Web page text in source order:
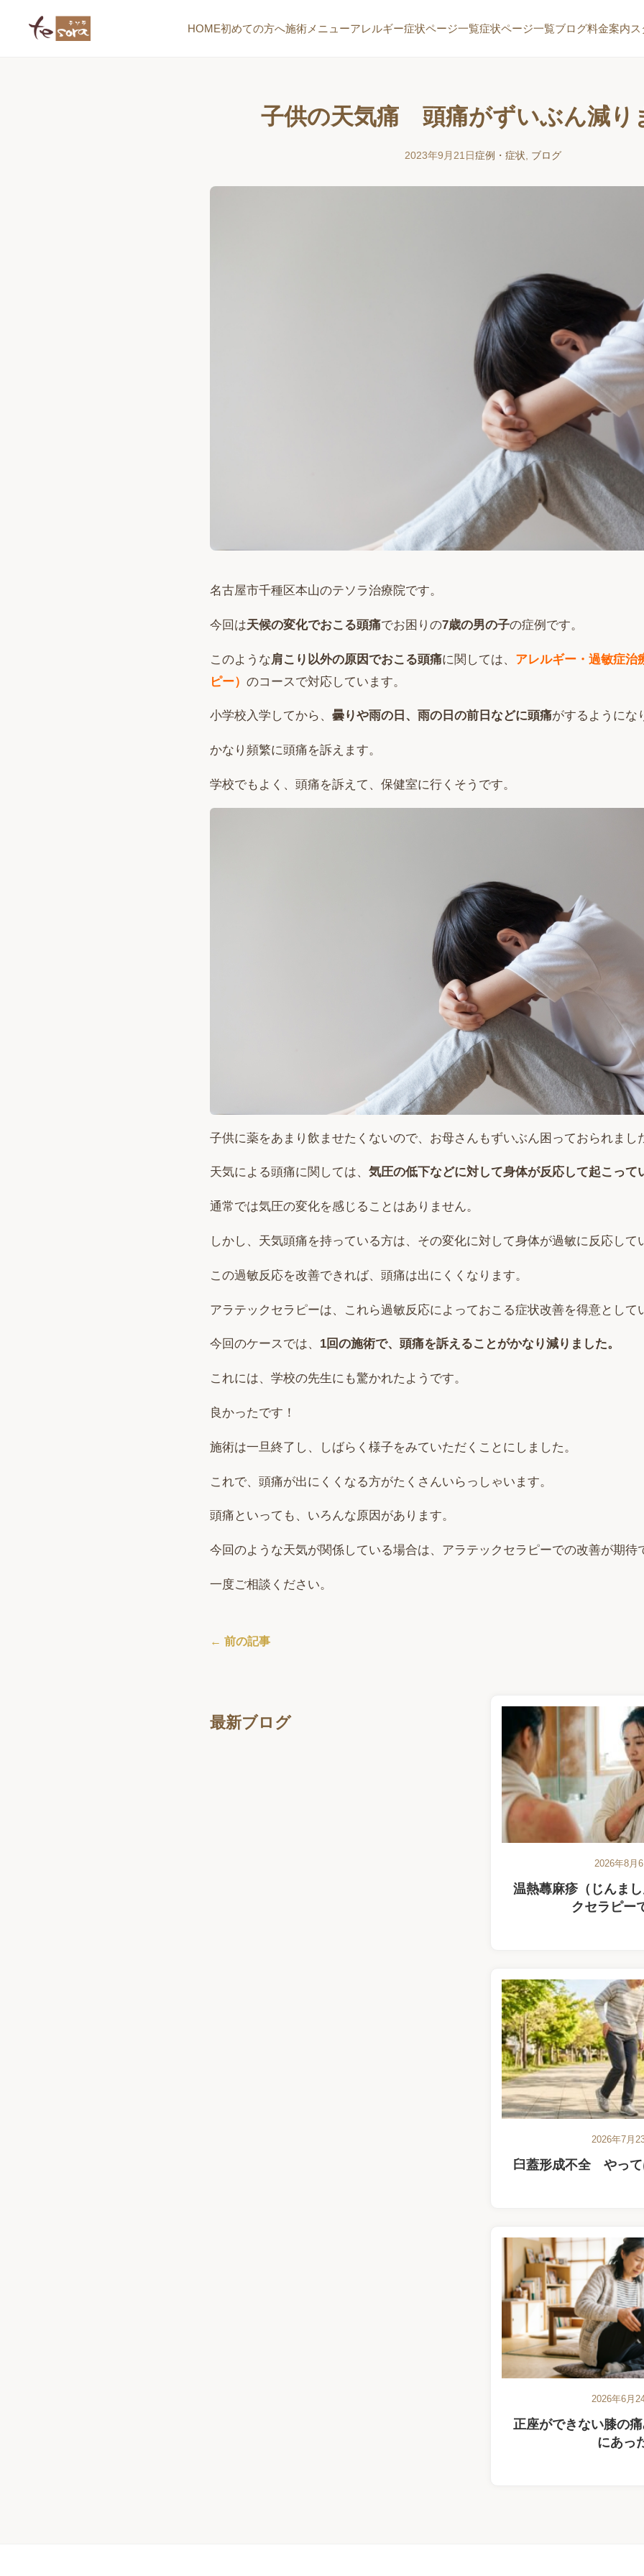
HOME初めての方へ施術メニューアレルギー症状ページ一覧症状ページ一覧ブログ料金案内
子供の天気痛 頭痛がずいぶん減り
2023年9月21日症例・症状 ブログ
名古屋市千種区本山のテソラ治療院です。
今回は天候の変化でおこる頭痛でお困りの7歳の男の子の症例です。
このような肩こり以外の原因でおこる頭痛に関しては、 アレルギー・過敏症治
ピー） のコースで対応しています。
小学校入学してから、 曇りや雨の日、雨の日の前日などに頭痛がするようにな
かなり頻繁に頭痛を訴えます。
学校でもよく、頭痛を訴えて、保健室に行くそうです。
子供に薬をあまり飲ませたくないので、お母さんもずいぶん困っておられまし
天気による頭痛に関しては、 気圧の低下などに対して身体が反応して起こって
通常では気圧の変化を感じることはありません。
しかし、天気頭痛を持っている方は、その変化に対して身体が過敏に反応して
この過敏反応を改善できれば、頭痛は出にくくなります。
アラテックセラピーは、これら過敏反応によっておこる症状改善を得意として
今回のケースでは、 1回の施術で、頭痛を訴えることがかなり減りました。
これには、学校の先生にも驚かれたようです。
良かったです！
施術は一旦終了し、しばらく様子をみていただくことにしました。
これで、頭痛が出にくくなる方がたくさんいらっしゃいます。
頭痛といっても、いろんな原因があります。
今回のような天気が関係している場合は、アラテックセラピーでの改善が期待
一度ご相談ください。
← 前の記事
最新ブログ
2026年8月6
温熱蕁麻疹（じんま
クセラピー
2026年7月
臼蓋形成不全 やって
2026年6月
正座ができない膝の
にあっ